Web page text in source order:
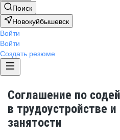
Поиск
Новокуйбышевск
Войти
Войти
Создать резюме
Соглашение по
в трудоустройстве
занятости